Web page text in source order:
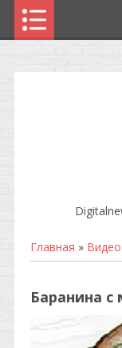
Главная » Видео
Баранина с